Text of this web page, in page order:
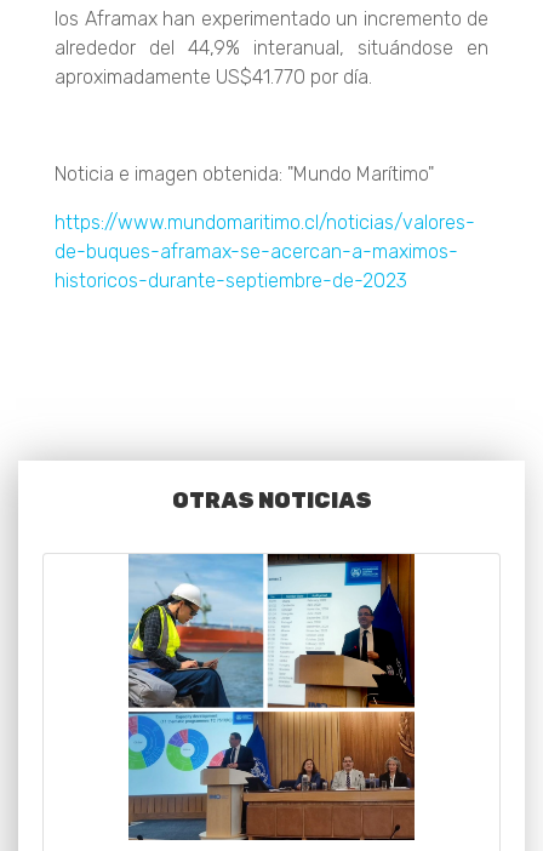
los Aframax han experimentado un incremento de
alrededor del 44,9% interanual, situándose en
aproximadamente US$41.770 por día.
Noticia e imagen obtenida: "Mundo Marítimo"
https://www.mundomaritimo.cl/noticias/valores-
de-buques-aframax-se-acercan-a-maximos-
historicos-durante-septiembre-de-2023
OTRAS NOTICIAS